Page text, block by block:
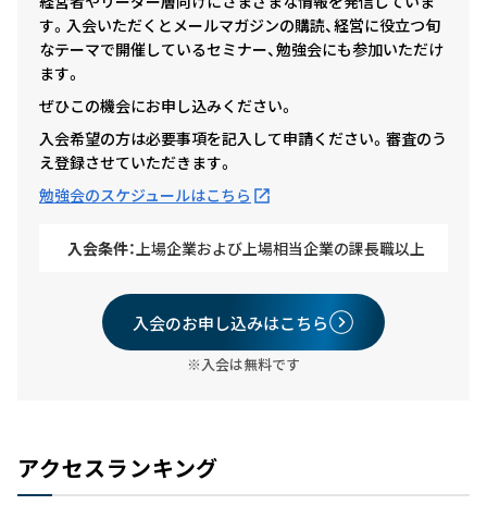
す。入会いただくとメールマガジンの購読、経営に役立つ旬
なテーマで開催しているセミナー、勉強会にも参加いただけ
ます。
ぜひこの機会にお申し込みください。
入会希望の方は必要事項を記入して申請ください。審査のう
え登録させていただきます。
勉強会のスケジュールはこちら
入会条件：上場企業および上場相当企業の課長職以上
入会のお申し込みはこちら
※入会は無料です
アクセスランキング